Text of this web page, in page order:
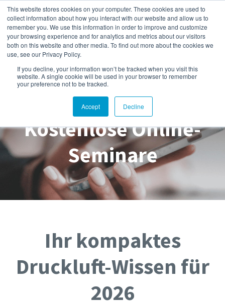
This website stores cookies on your computer. These cookies are used to
collect information about how you interact with our website and allow us to
remember you. We use this information in order to improve and customize
your browsing experience and for analytics and metrics about our visitors
both on this website and other media. To find out more about the cookies we
use, see our Privacy Policy.
If you decline, your information won’t be tracked when you visit this
website. A single cookie will be used in your browser to remember
your preference not to be tracked.
Accept Decline
Atlas Copco Kompressoren
Blog
Kostenlose Online-
Seminare
Ihr kompaktes
Druckluft-Wissen für
2026